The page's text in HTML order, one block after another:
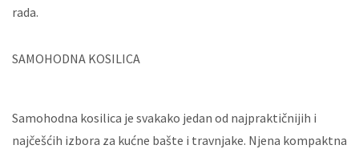
rada.
SAMOHODNA KOSILICA
Samohodna kosilica je svakako jedan od najpraktičnijih i
najčešćih izbora za kućne bašte i travnjake. Njena kompaktna